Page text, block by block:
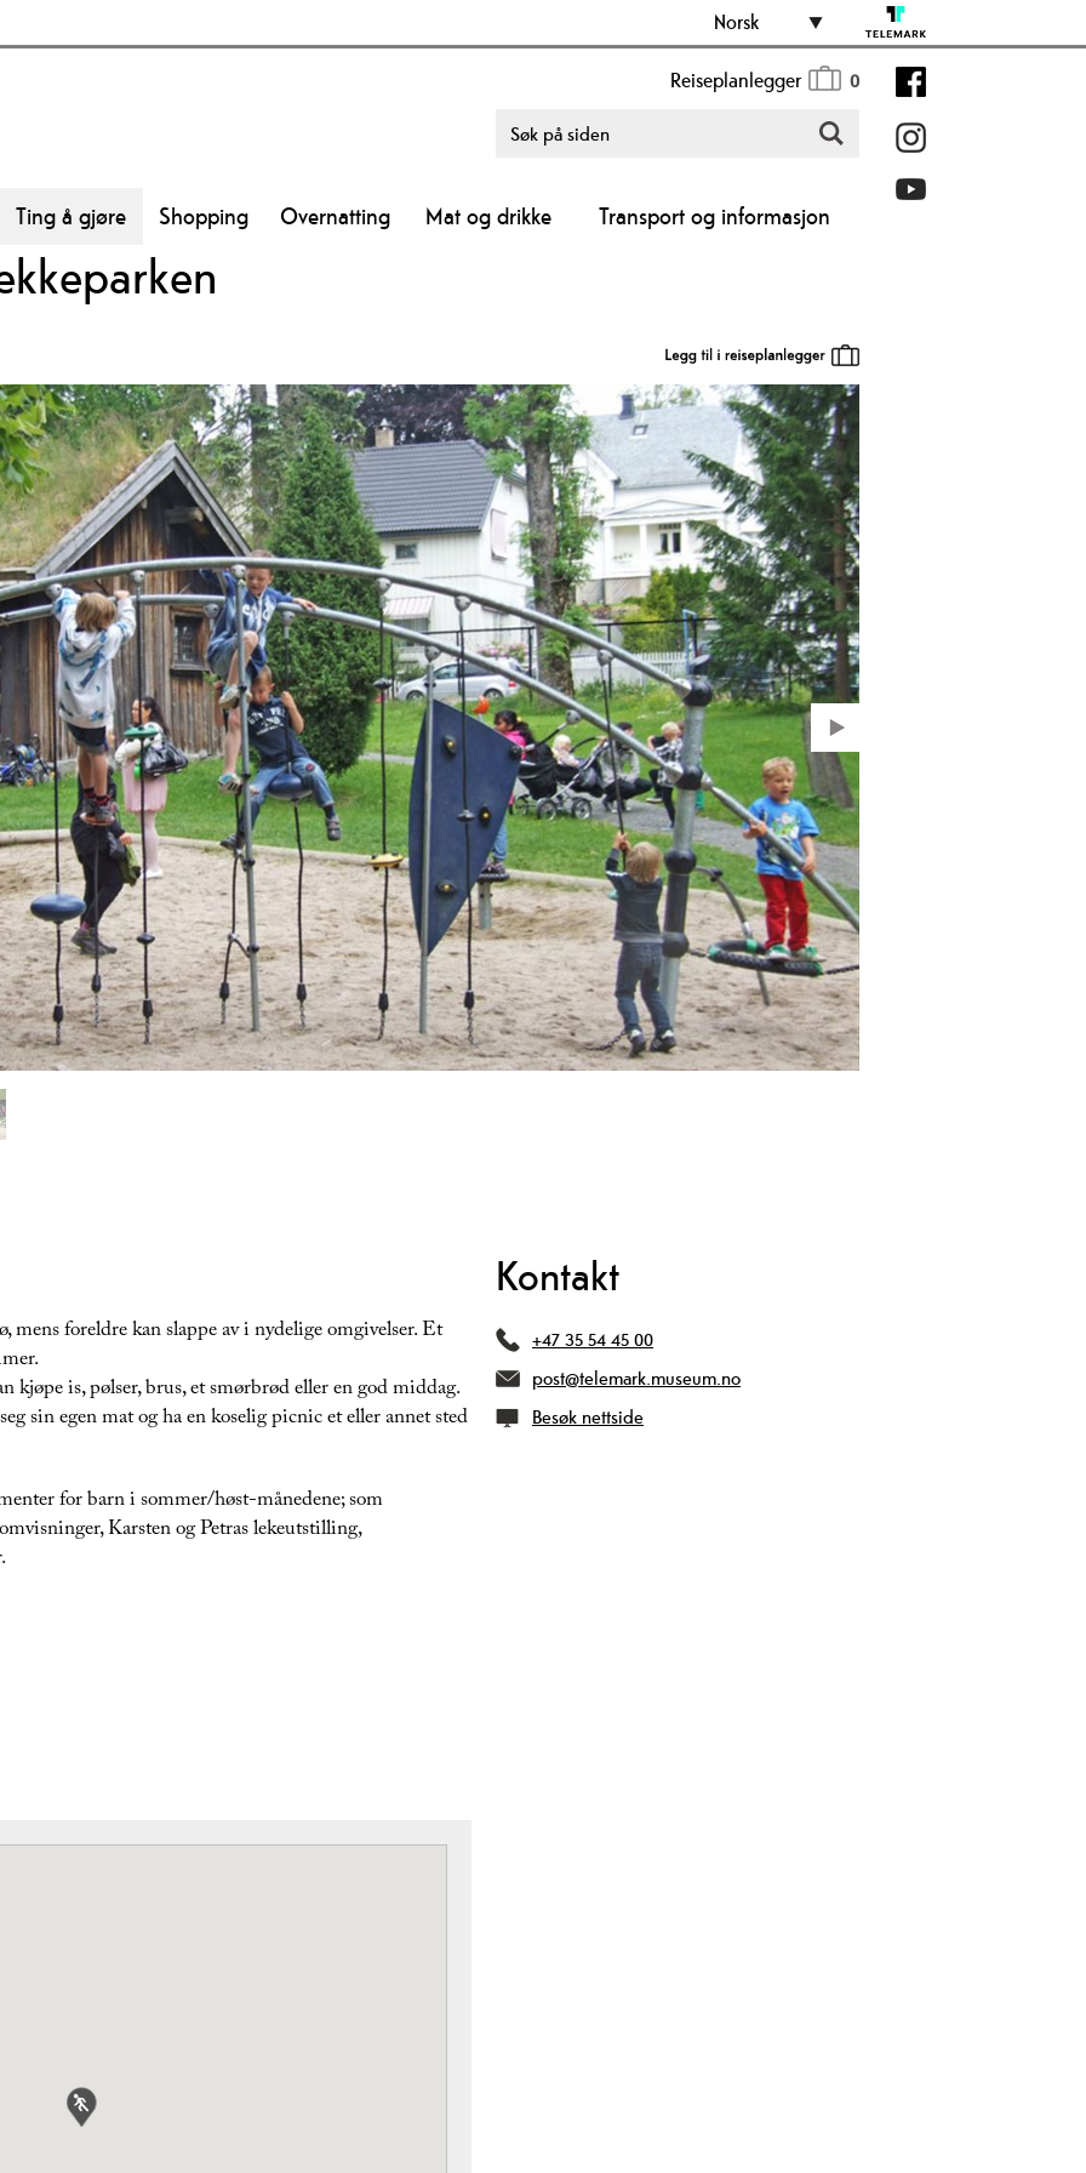
Norsk
Reiseplanlegger 0
Ting å gjøre Shopping Overnatting Mat og drikke Transport og informasjon
foreldre kan slappe av i nydelige omgivelser. Et
kjøpe is, pølser, brus, et smørbrød eller en god middag.
sin egen mat og ha en koselig picnic et eller annet sted
for barn i sommer/høst-månedene; som
Karsten og Petras lekeutstilling,
Kontakt
+47 35 54 45 00
post@telemark.museum.no
Besøk nettside